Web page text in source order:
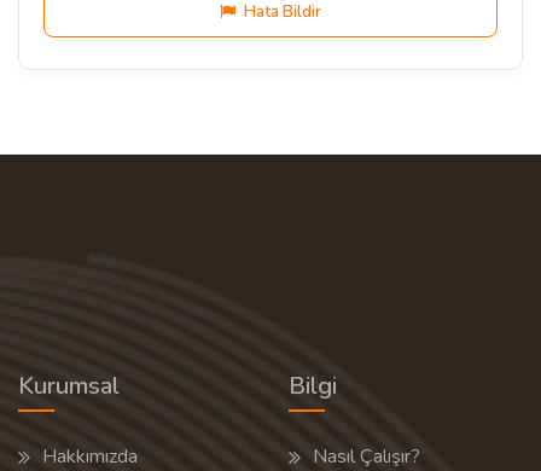
Hata Bildir
Kurumsal
Hakkımızda
Bilgi
Nasıl Çalışır?